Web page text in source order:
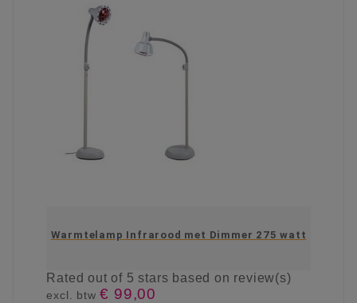
Warmtelamp Infrarood met Dimmer 275 watt
Ratedout of 5 stars based on review(s)
excl. btw€ 99,00